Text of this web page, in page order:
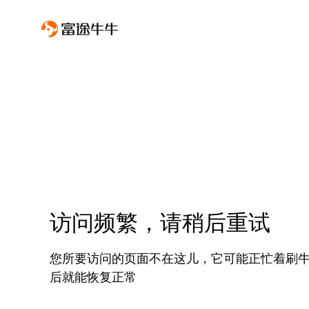
访问频繁，请稍后重试
您所要访问的页面不在这儿，它可能正忙着刷
后就能恢复正常